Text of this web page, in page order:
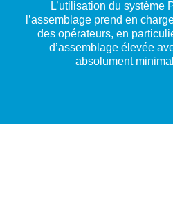
L’utilisation du système
l’assemblage prend en
des opérateurs, en
d’assemblage élevée
absolument